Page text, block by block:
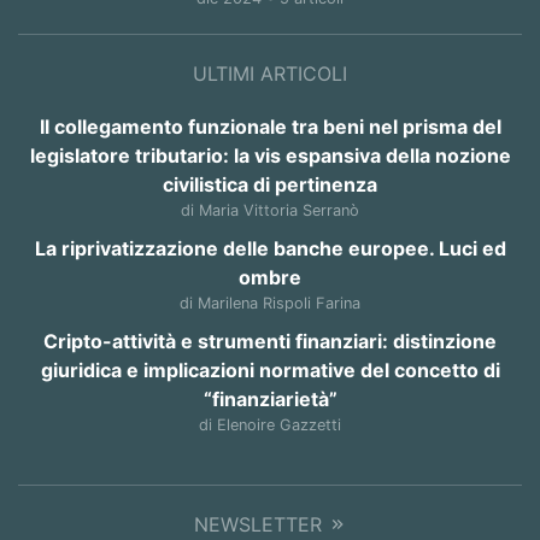
ULTIMI ARTICOLI
Il collegamento funzionale tra beni nel prisma del
legislatore tributario: la vis espansiva della nozione
civilistica di pertinenza
di Maria Vittoria Serranò
La riprivatizzazione delle banche europee. Luci ed
ombre
di Marilena Rispoli Farina
Cripto-attività e strumenti finanziari: distinzione
giuridica e implicazioni normative del concetto di
“finanziarietà”
di Elenoire Gazzetti
NEWSLETTER